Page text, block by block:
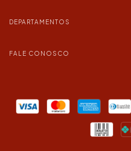
DEPARTAMENTOS
FALE CONOSCO